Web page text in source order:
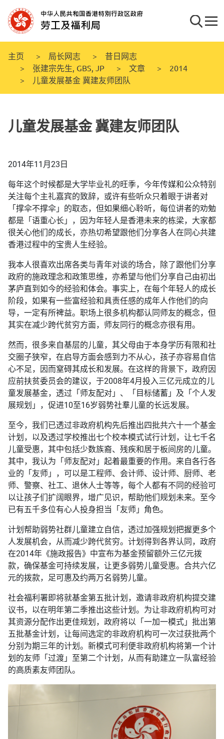
至
主
内
容
搜寻流动
主页 局长网志
昔日网志
张建宗先生, GBS, JP
文章
2014
儿童发展基金 冀建友师团队
儿童发展基金 冀建友师团队
2014年11月23日
每年这个时候都是大学毕业礼的旺季，今年传媒和公众特别
关注每个主礼嘉宾的致辞，或许有些听众只着眼于讲者对
「撑伞不撑伞」的取态，但如果细心聆听，每位讲者的劝勉
都是「语重心长」，因为年轻人是香港未来的栋梁，大家都
很关心他们的成长，亦热切希望跟他们分享各人在同心共建
香港过程中的宝贵人生经验。
我本人很喜欢出席各类与青年对谈的场合，除了跟他们分享
政府的施政理念和政策思维，亦希望与他们分享自己由初出
茅庐直到如今的经验和体会。事实上，在每个年轻人的成长
阶段，如果有一些富经验和具责任感的成年人作他们的向
导，一定有所裨益。职场上很多机构都认同师友的概念，但
其实在减少跨代贫穷方面，师友同行的概念亦很有用。
然而，很多来自基层的儿童，其父母由于本身学历有限和社
交圈子狭窄，在启导方面会感到力不从心，孩子亦容易自信
心不足，因而窒碍其成长和发展。在这样的背景下，政府因
应前扶贫委员会的建议，于2008年4月投入三亿元成立的儿
童发展基金，透过「师友配对」、「目标储蓄」及「个人发
展规划」，促进10至16岁弱势社羣儿童的长远发展。
至今，我们已透过非政府机构先后推出四批共六十一个基金
计划，以及透过学校推出七个校本模式试行计划，让七千名
儿童受惠，其中包括少数族裔、残疾和居于板间房的儿童。
其中，我认为「师友配对」起着最重要的作用。来自各行各
业的「友师」，可以是工程师、会计师、设计师、厨师、老
师、警察、社工、退休人士等等，每个人都有不同的经验可
以让孩子们扩阔眼界，增广见识，帮助他们规划未来。至今
已有五千多位有心人投身担当「友师」角色。
计划帮助弱势社群儿童建立自信，透过加强规划把握更多个
人发展机会，从而减少跨代贫穷。计划得到各界认同，政府
在2014年《施政报告》中宣布为基金预留额外三亿元拨
款，确保基金可持续发展，让更多弱势儿童受惠。合共六亿
元的拨款，足可惠及约两万名弱势儿童。
社会福利署即将就基金第五批计划，邀请非政府机构提交建
议书，以在明年第二季推出这些计划。为让非政府机构可对
其资源分配作出更佳规划，政府将以「一加一模式」批出第
五批基金计划，让每间选定的非政府机构可一次过获批两个
分别为期三年的计划。新模式可利便非政府机构将第一个计
划的友师「过渡」至第二个计划，从而有助建立一队富经验
的高质素友师团队。